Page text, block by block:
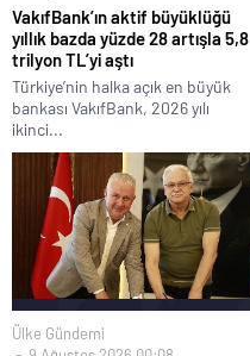
VakıfBank’ın aktif büyüklüğü
yıllık bazda yüzde 28 artışla 5,8
trilyon TL’yi aştı
Türkiye’nin halka açık en büyük
bankası VakıfBank, 2026 yılı
ikinci...
Ülke Gündemi